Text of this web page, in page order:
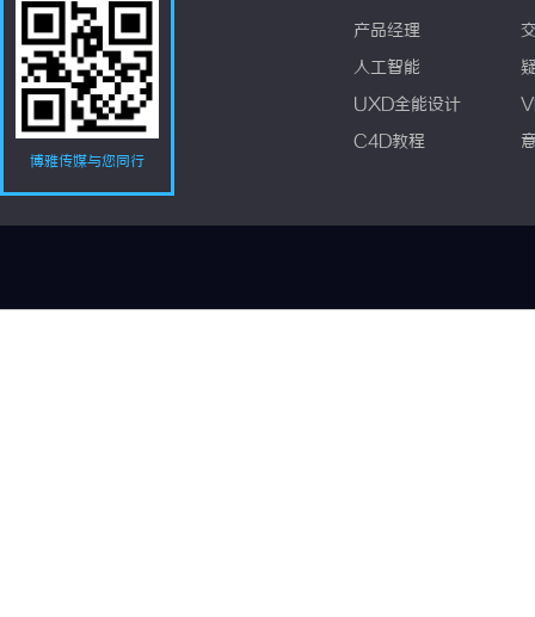
博雅传媒与您同行
产品经理
人工智能
UXD全能设计
C4D教程